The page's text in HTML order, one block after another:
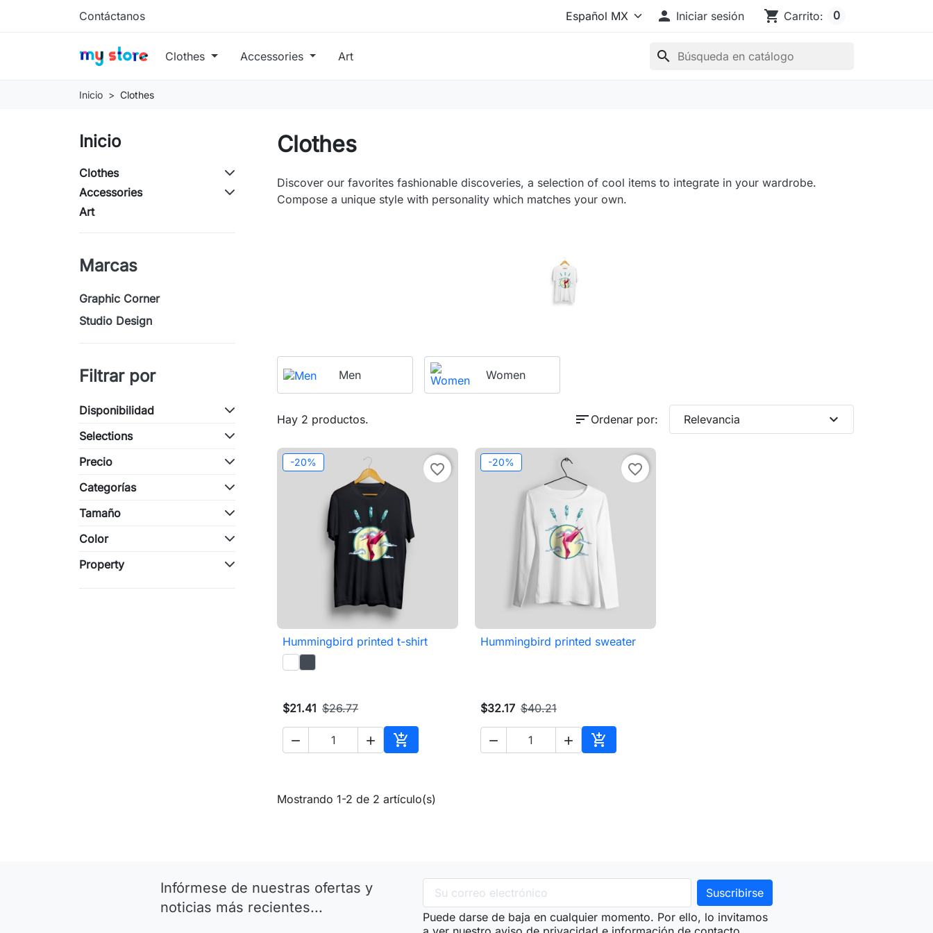
Contáctanos  Iniciar sesión shopping_cart Carrito: 0
Clothes Accessories Art search
Inicio Clothes
Inicio
Clothes
Accessories
Art
Marcas
Graphic Corner
Studio Design
Filtrar por
Disponibilidad
Selections
Precio
Categorías
Tamaño
Color
Property
Clothes
Discover our favorites fashionable discoveries, a selection of cool items to integrate in your wardrobe.
Compose a unique style with personality which matches your own.
Men Women
Hay 2 productos. sort Ordenar por: Relevancia expand_more
-20% favorite_border
 Vista rápida
Hummingbird printed t-shirt
$21.41 $26.77
  
Añadir al carrito
-20% favorite_border
 Vista rápida
Hummingbird printed sweater
$32.17 $40.21
  
Añadir al carrito
Mostrando 1-2 de 2 artículo(s)
Infórmese de nuestras ofertas y
noticias más recientes...
Puede darse de baja en cualquier momento. Por ello, lo invitamos